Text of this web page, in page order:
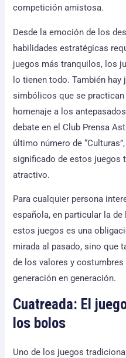
competición amistosa.
Desde la emoción de los
habilidades estratégicas
juegos más tranquilos, los
lo tienen todo. También
simbólicos que se
homenaje a los
debate en el Club Prensa
último número de
significado de estos juegos
atractivo.
Para cualquier persona
española, en particular la
estos juegos es una
mirada al pasado, sino que
de los valores y
generación en generación.
Cuatreada: El
los bolos
Uno de los juegos